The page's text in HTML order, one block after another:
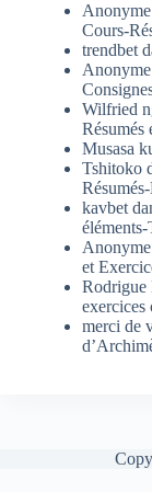
Anonyme
Cours-
trendbet
Anonyme
Wilfried
Résumés
Musasa
Tshitoko
kavbet
Anonyme
et
Rodrigue
exercices
merci de